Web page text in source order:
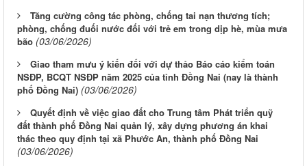
Tăng cường công tác phòng, chống tai nạn thương tích;
phòng, chống đuối nước đối với trẻ em trong dịp hè, mùa mưa
bão (03/06/2026)
Giao tham mưu ý kiến đối với dự thảo Báo cáo kiểm toán
NSĐP, BCQT NSĐP năm 2025 của tỉnh Đồng Nai (nay là thành
phố Đồng Nai) (03/06/2026)
Quyết định về việc giao đất cho Trung tâm Phát triển quỹ
đất thành phố Đồng Nai quản lý, xây dựng phương án khai
thác theo quy định tại xã Phước An, thành phố Đồng Nai
(03/06/2026)